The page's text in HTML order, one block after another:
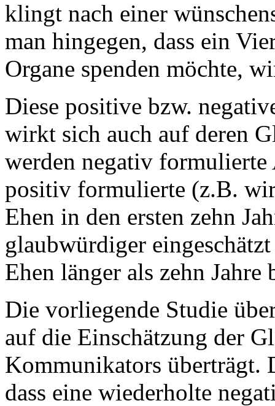
klingt nach einer
man hingegen, dass ein
Organe spenden möchte,
Diese positive bzw.
wirkt sich auch auf deren
werden negativ formulierte
positiv formulierte (z.B.
Ehen in den ersten zehn
glaubwürdiger
Ehen länger als zehn Jahre
Die vorliegende Studie
auf die Einschätzung der
Kommunikators überträgt.
dass eine wiederholte